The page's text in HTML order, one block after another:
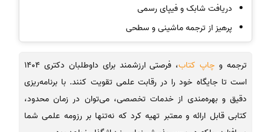
دریافت شابک و فیپای رسمی
پرهیز از ترجمه ماشینی و سطحی
ترجمه و چاپ کتاب
، فرصتی ارزشمند برای داوطلبان دکتری 1404
است تا جایگاه خود را در رقابت علمی تقویت کنند. با برنامه‌ریزی
دقیق و بهره‌مندی از خدمات تخصصی، می‌توان در زمان محدود،
کتابی قابل ارائه و معتبر تهیه کرد که نه‌تنها بر رزومه علمی شما